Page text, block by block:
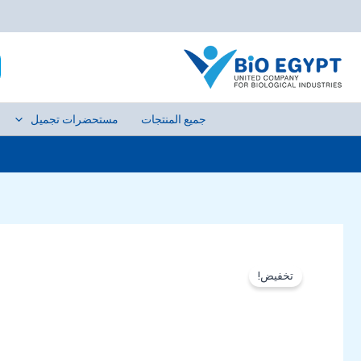
إلى
جميع المنتجات مستحضرات تجميل
تخفيض!